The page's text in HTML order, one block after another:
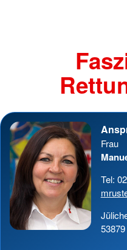
Frau
Tel: